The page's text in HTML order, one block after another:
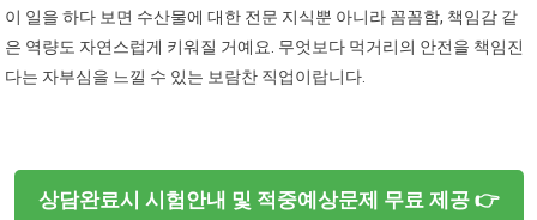
이 일을 하다 보면 수산물에 대한 전문 지식뿐 아니라 꼼꼼함, 책임감 같
은 역량도 자연스럽게 키워질 거예요. 무엇보다 먹거리의 안전을 책임진
다는 자부심을 느낄 수 있는 보람찬 직업이랍니다.
상담완료시 시험안내 및 적중예상문제 무료 제공 👉